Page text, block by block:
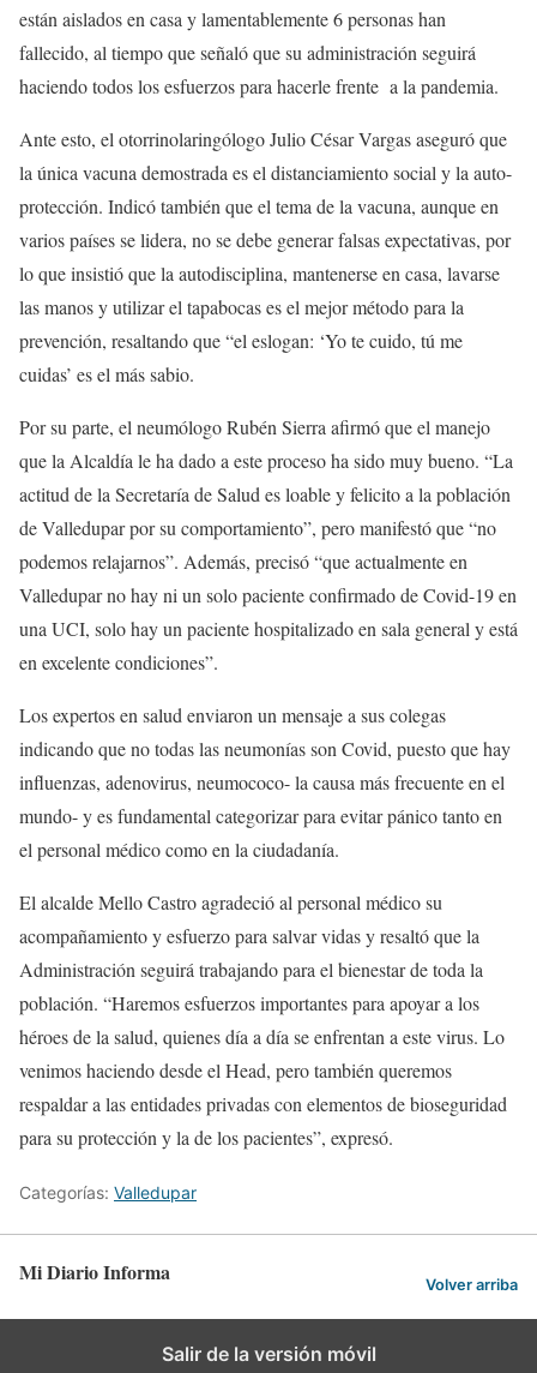
están aislados en casa y lamentablemente 6 personas han
fallecido, al tiempo que señaló que su administración seguirá
haciendo todos los esfuerzos para hacerle frente a la pandemia.
Ante esto, el otorrinolaringólogo Julio César Vargas aseguró que
la única vacuna demostrada es el distanciamiento social y la auto-
protección. Indicó también que el tema de la vacuna, aunque en
varios países se lidera, no se debe generar falsas expectativas, por
lo que insistió que la autodisciplina, mantenerse en casa, lavarse
las manos y utilizar el tapabocas es el mejor método para la
prevención, resaltando que “el eslogan: ‘Yo te cuido, tú me
cuidas’ es el más sabio.
Por su parte, el neumólogo Rubén Sierra afirmó que el manejo
que la Alcaldía le ha dado a este proceso ha sido muy bueno. “La
actitud de la Secretaría de Salud es loable y felicito a la población
de Valledupar por su comportamiento”, pero manifestó que “no
podemos relajarnos”. Además, precisó “que actualmente en
Valledupar no hay ni un solo paciente confirmado de Covid-19 en
una UCI, solo hay un paciente hospitalizado en sala general y está
en excelente condiciones”.
Los expertos en salud enviaron un mensaje a sus colegas
indicando que no todas las neumonías son Covid, puesto que hay
influenzas, adenovirus, neumococo- la causa más frecuente en el
mundo- y es fundamental categorizar para evitar pánico tanto en
el personal médico como en la ciudadanía.
El alcalde Mello Castro agradeció al personal médico su
acompañamiento y esfuerzo para salvar vidas y resaltó que la
Administración seguirá trabajando para el bienestar de toda la
población. “Haremos esfuerzos importantes para apoyar a los
héroes de la salud, quienes día a día se enfrentan a este virus. Lo
venimos haciendo desde el Head, pero también queremos
respaldar a las entidades privadas con elementos de bioseguridad
para su protección y la de los pacientes”, expresó.
Categorías: Valledupar
Mi Diario Informa Volver arriba
Salir de la versión móvil